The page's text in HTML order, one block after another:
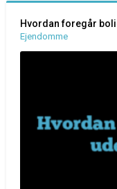
Hvordan foregår
Ejendomme